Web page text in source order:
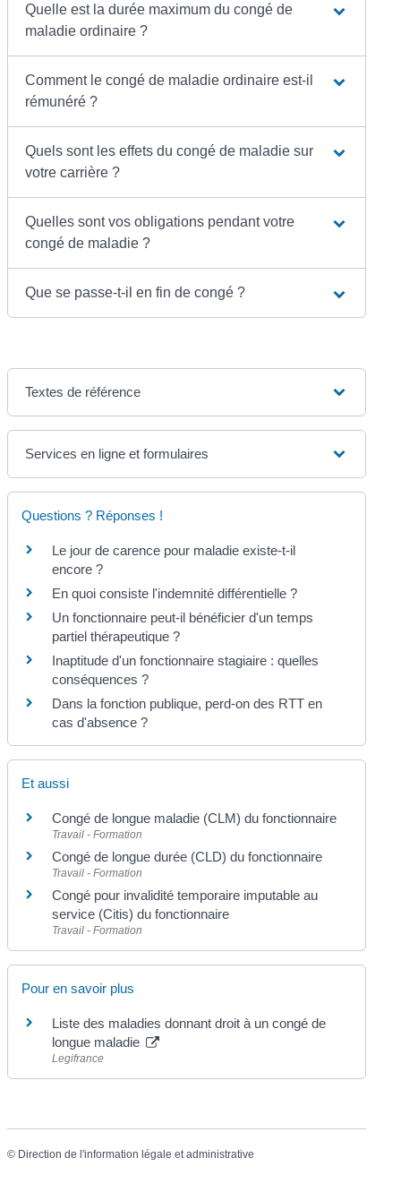
Quelle est la durée maximum du congé de
maladie ordinaire ?
Comment le congé de maladie ordinaire est-il
rémunéré ?
Quels sont les effets du congé de maladie sur
votre carrière ?
Quelles sont vos obligations pendant votre
congé de maladie ?
Que se passe-t-il en fin de congé ?
Textes de référence
Services en ligne et formulaires
Questions ? Réponses !
Le jour de carence pour maladie existe-t-il
encore ?
En quoi consiste l'indemnité différentielle ?
Un fonctionnaire peut-il bénéficier d'un temps
partiel thérapeutique ?
Inaptitude d'un fonctionnaire stagiaire : quelles
conséquences ?
Dans la fonction publique, perd-on des RTT en
cas d'absence ?
Et aussi
Congé de longue maladie (CLM) du fonctionnaire
Travail - Formation
Congé de longue durée (CLD) du fonctionnaire
Travail - Formation
Congé pour invalidité temporaire imputable au
service (Citis) du fonctionnaire
Travail - Formation
Pour en savoir plus
Liste des maladies donnant droit à un congé de
longue maladie
Legifrance
© Direction de l'information légale et administrative